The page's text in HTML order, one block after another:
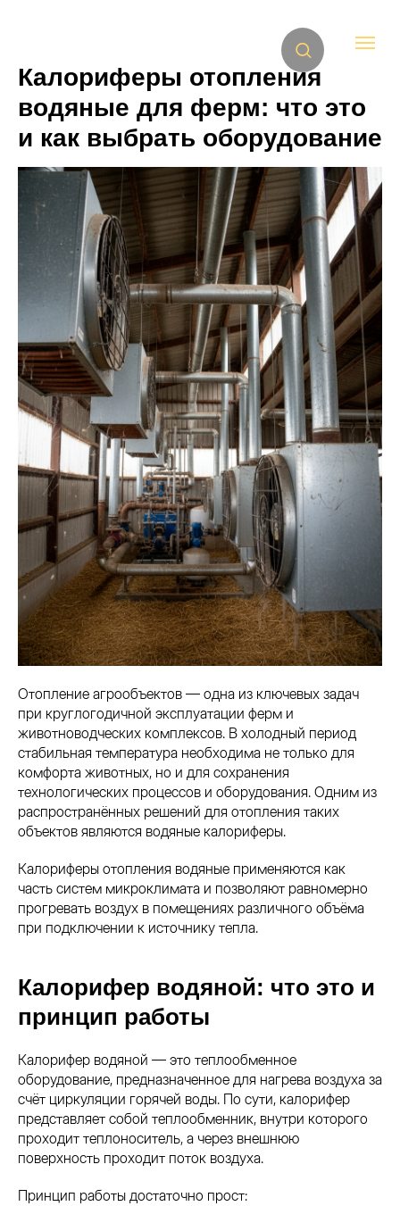
Калориферы отопления
водяные для ферм: что это
и как выбрать оборудование
Отопление агрообъектов — одна из ключевых задач
при круглогодичной эксплуатации ферм и
животноводческих комплексов. В холодный период
стабильная температура необходима не только для
комфорта животных, но и для сохранения
технологических процессов и оборудования. Одним из
распространённых решений для отопления таких
объектов являются водяные калориферы.
Калориферы отопления водяные применяются как
часть систем микроклимата и позволяют равномерно
прогревать воздух в помещениях различного объёма
при подключении к источнику тепла.
Калорифер водяной: что это и
принцип работы
Калорифер водяной — это теплообменное
оборудование, предназначенное для нагрева воздуха за
счёт циркуляции горячей воды. По сути, калорифер
представляет собой теплообменник, внутри которого
проходит теплоноситель, а через внешнюю
поверхность проходит поток воздуха.
Принцип работы достаточно прост: